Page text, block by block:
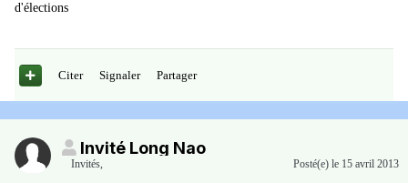
d'élections
Citer Signaler Partager
Invité Long Nao
Invités, Posté(e) le 15 avril 2013